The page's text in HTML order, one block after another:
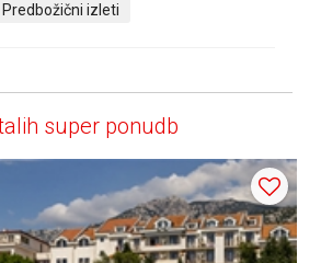
Predbožični izleti
super ponudb